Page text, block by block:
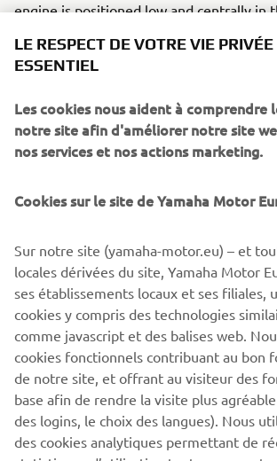
engine is positioned low and centrally in
2018 SIDEWINDER M-TX LE
The information and/or imagery on
never be used for commercial or non-
purposes without the explicit written
Motor Europe N.V. and/or Yamaha Motor
Always ride in a safe manner and obey all
LE RESPECT DE VOTRE VIE
ESSENTIEL
Les cookies nous aident à comprendre
notre site afin d'améliorer notre site
nos services et nos actions marketing.
Cookies sur le site de Yamaha Motor
Sur notre site (yamaha-motor.eu) – et
locales dérivées du site, Yamaha Motor
ses établissements locaux et ses filiales,
cookies y compris des technologies
comme javascript et des balises web.
cookies fonctionnels contribuant au bon
de notre site, et offrant au visiteur des
base afin de rendre la visite plus
des logins, le choix des langues). Nous
des cookies analytiques permettant de